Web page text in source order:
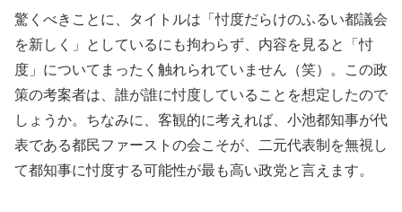
驚くべきことに、タイトルは「忖度だらけのふるい都議会
を新しく」としているにも拘わらず、内容を見ると「忖
度」についてまったく触れられていません（笑）。この政
策の考案者は、誰が誰に忖度していることを想定したので
しょうか。ちなみに、客観的に考えれば、小池都知事が代
表である都民ファーストの会こそが、二元代表制を無視し
て都知事に忖度する可能性が最も高い政党と言えます。